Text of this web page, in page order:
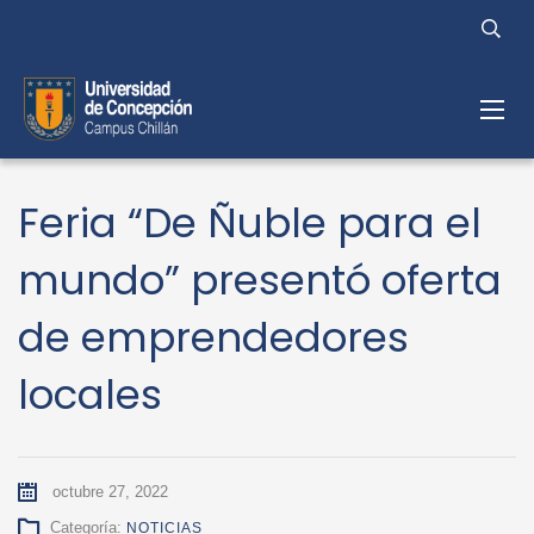
Feria “De Ñuble para el
mundo” presentó oferta
de emprendedores
locales
octubre 27, 2022
Categoría: NOTICIAS